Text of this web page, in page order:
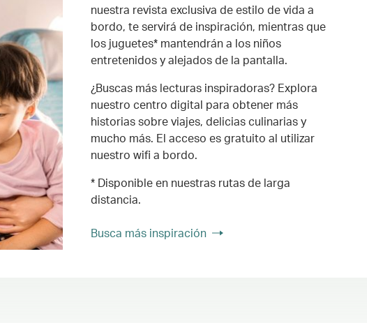
nuestra revista exclusiva de estilo de vida a
bordo, te servirá de inspiración, mientras que
los juguetes* mantendrán a los niños
entretenidos y alejados de la pantalla.
¿Buscas más lecturas inspiradoras? Explora
nuestro centro digital para obtener más
historias sobre viajes, delicias culinarias y
mucho más. El acceso es gratuito al utilizar
nuestro wifi a bordo.
* Disponible en nuestras rutas de larga
distancia.
Busca más inspiración